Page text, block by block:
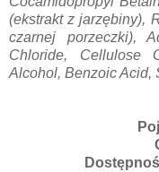
(ekstrakt z jarzębiny),
czarnej porzeczki),
Chloride, Cellulose
Alcohol, Benzoic Acid,